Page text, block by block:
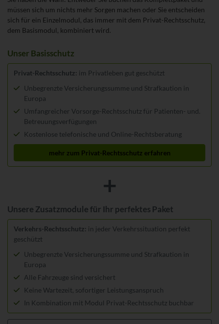
müssen sich um nichts mehr Sorgen machen oder Sie entscheiden
sich für ein Einzelmodul, das immer mit dem Privat-Rechtsschutz,
dem Basismodul, kombiniert wird.
Unser Basisschutz
Privat-Rechtsschutz: im Privatleben gut geschützt
Unbegrenzte Versicherungssumme und Strafkaution in
Europa
Umfangreicher Vorsorge-Rechtsschutz für Patienten- und.
Betreuungsverfügungen
Kostenlose telefonische und Online-Rechtsberatung
mehr zum Privat-Rechtsschutz erfahren
Unsere Zusatzmodule für Ihr perfektes Paket
Verkehrs-Rechtsschutz: in jeder Verkehrssituation perfekt
geschützt
Unbegrenzte Versicherungssumme und Strafkaution in
Europa
Alle Fahrzeuge sind versichert
Keine Wartezeit, sofortiger Leistungsanspruch
In Kombination mit Modul Privat-Rechtsschutz buchbar